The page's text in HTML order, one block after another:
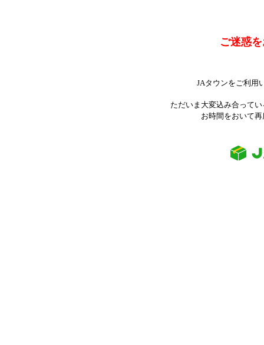
ご迷惑
JAタウンをご利用
ただいま大変込み合って
お時間をおいて